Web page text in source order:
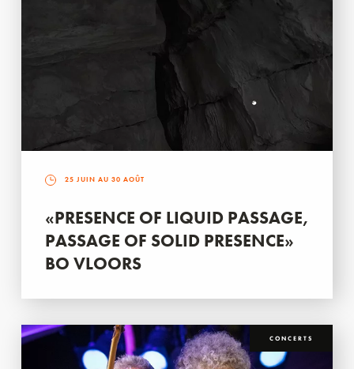
25 JUIN AU 30 AOÛT
«PRESENCE OF LIQUID PASSAGE,
PASSAGE OF SOLID PRESENCE»
BO VLOORS
CONCERTS